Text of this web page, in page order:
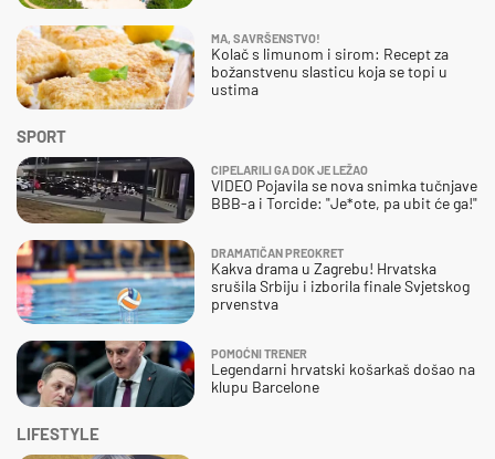
SPORT
CIPELARILI GA DOK JE LEŽAO
VIDEO Pojavila se nova snimka tučnjave
BBB-a i Torcide: "Je*ote, pa ubit će ga!"
DRAMATIČAN PREOKRET
Kakva drama u Zagrebu! Hrvatska
srušila Srbiju i izborila finale Svjetskog
prvenstva
POMOĆNI TRENER
Legendarni hrvatski košarkaš došao na
klupu Barcelone
MA, SAVRŠENSTVO!
Kolač s limunom i sirom: Recept za
božanstvenu slasticu koja se topi u
ustima
LIFESTYLE